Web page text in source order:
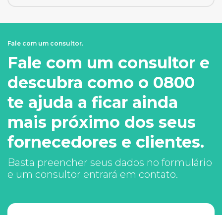
Fale com um consultor.
Fale com um consultor e
descubra como o 0800
te ajuda a ficar ainda
mais próximo dos seus
fornecedores e clientes.
Basta preencher seus dados no formulário
e um consultor entrará em contato.